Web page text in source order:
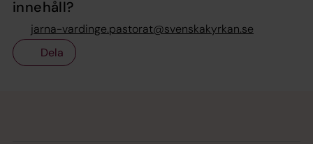
innehåll?
jarna-vardinge.pastorat@svenskakyrkan.se
Dela